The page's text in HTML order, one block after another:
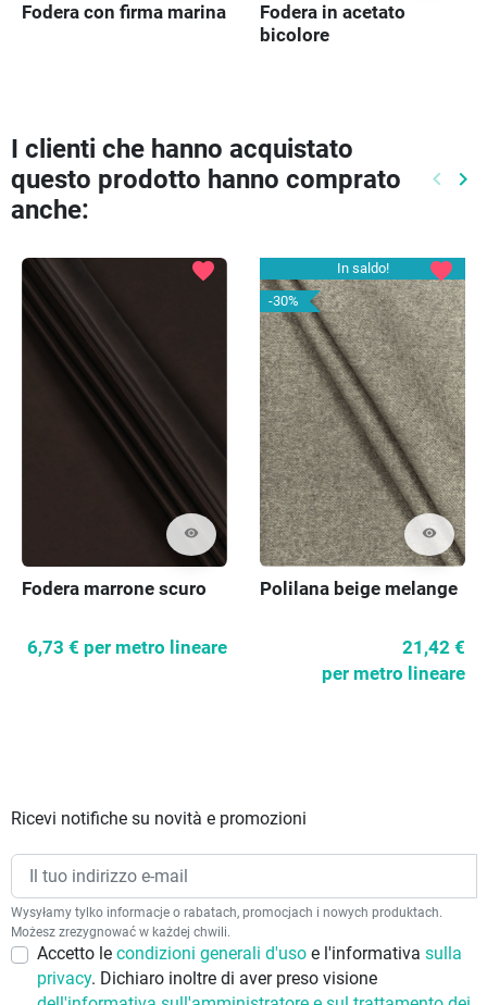
Fodera con firma marina
Fodera in acetato
bicolore
I clienti che hanno acquistato
questo prodotto hanno comprato
anche:
keyboard_arrow_left keyboard_arrow_right
visibility
favorite
Fodera marrone scuro
6,73 € per metro lineare
In saldo!
-30%
visibility
favorite
Polilana beige melange
21,42 €
per metro lineare
Ricevi notifiche su novità e promozioni
Wysyłamy tylko informacje o rabatach, promocjach i nowych produktach.
Możesz zrezygnować w każdej chwili.
Accetto le condizioni generali d'uso e l'informativa sulla
privacy. Dichiaro inoltre di aver preso visione